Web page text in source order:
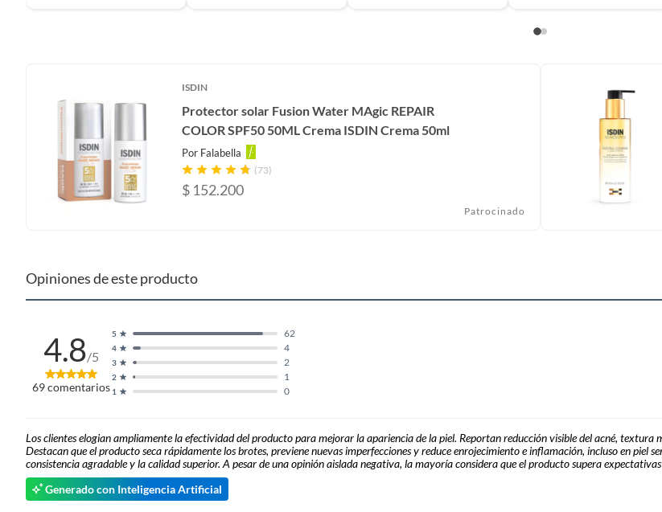
ISDIN
Protector solar Fusion Water MAgic REPAIR
COLOR SPF50 50ML Crema ISDIN Crema 50ml
Por Falabella
(73)
$ 152.200
Patrocinado
Opiniones de este producto
4.8/5
69comentarios 1 0
2 1
3 2
4 4
5 62
Los clientes elogian ampliamente la efectividad del producto para mejorar la apariencia de la piel. Reportan reducción visible del acné, textura
Destacan que el producto seca rápidamente los brotes, previene nuevas imperfecciones y reduce enrojecimiento e inflamación, incluso en piel
consistencia agradable y la calidad superior. A pesar de una opinión aislada negativa, la mayoría considera que el producto supera
Generado con Inteligencia Artificial